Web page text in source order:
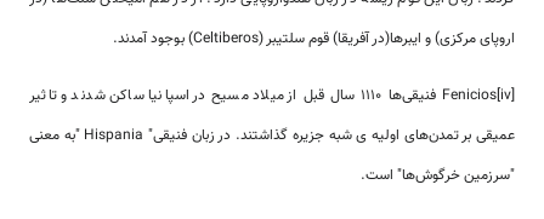
اروپای مرکزی) و ایبر‌ها(در آفریقا) قوم سلتیبر (Celtiberos) بوجود آمدند.
[iv]Fenicios فنیقی‌ها ۱۱۱۰ سال قبل از میلاد مسیح در اسپانیا ساکن شدند و تاثیر
عمیقی بر تمدن‌های اولیه ی شبه جزیره گذاشتند. در زبان فنیقی" Hispania "به معنی
"سرزمین خرگوش‌ها" است.